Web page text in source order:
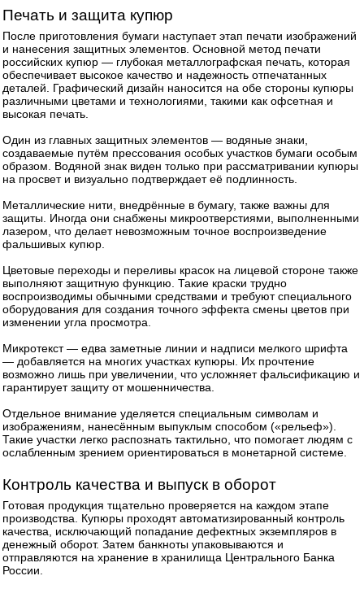
Печать и защита купюр
После приготовления бумаги наступает этап печати изображений
и нанесения защитных элементов. Основной метод печати
российских купюр — глубокая металлографская печать, которая
обеспечивает высокое качество и надежность отпечатанных
деталей. Графический дизайн наносится на обе стороны купюры
различными цветами и технологиями, такими как офсетная и
высокая печать.
Один из главных защитных элементов — водяные знаки,
создаваемые путём прессования особых участков бумаги особым
образом. Водяной знак виден только при рассматривании купюры
на просвет и визуально подтверждает её подлинность.
Металлические нити, внедрённые в бумагу, также важны для
защиты. Иногда они снабжены микроотверстиями, выполненными
лазером, что делает невозможным точное воспроизведение
фальшивых купюр.
Цветовые переходы и переливы красок на лицевой стороне также
выполняют защитную функцию. Такие краски трудно
воспроизводимы обычными средствами и требуют специального
оборудования для создания точного эффекта смены цветов при
изменении угла просмотра.
Микротекст — едва заметные линии и надписи мелкого шрифта
— добавляется на многих участках купюры. Их прочтение
возможно лишь при увеличении, что усложняет фальсификацию и
гарантирует защиту от мошенничества.
Отдельное внимание уделяется специальным символам и
изображениям, нанесённым выпуклым способом («рельеф»).
Такие участки легко распознать тактильно, что помогает людям с
ослабленным зрением ориентироваться в монетарной системе.
Контроль качества и выпуск в оборот
Готовая продукция тщательно проверяется на каждом этапе
производства. Купюры проходят автоматизированный контроль
качества, исключающий попадание дефектных экземпляров в
денежный оборот. Затем банкноты упаковываются и
отправляются на хранение в хранилища Центрального Банка
России.